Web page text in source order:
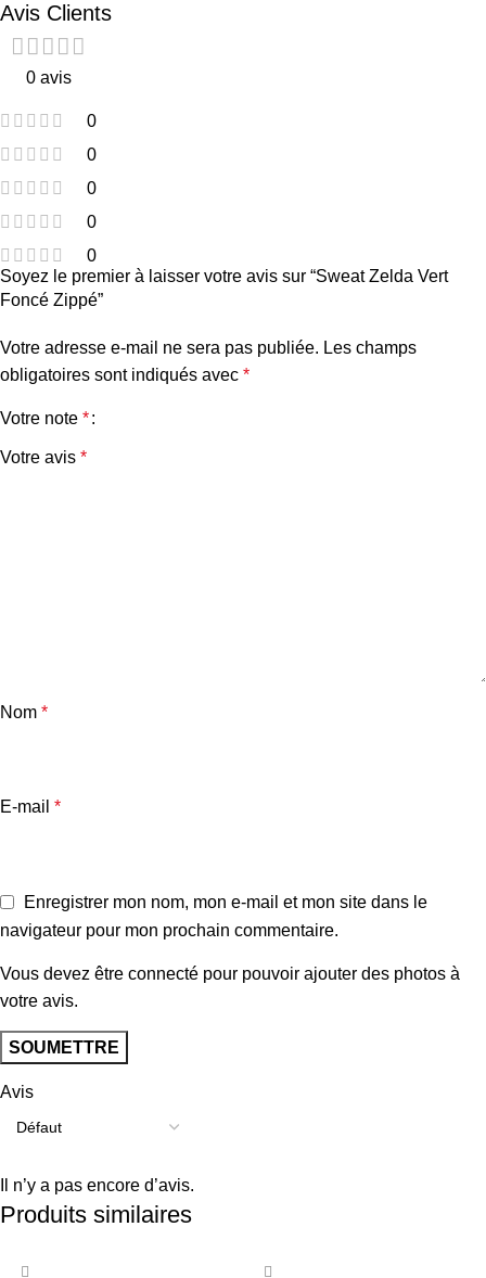
Avis Clients
0 avis
0
0
0
0
0
Avis
Il n’y a pas encore d’avis.
Soyez le premier à laisser votre avis sur “Sweat Zelda Vert
Foncé Zippé”
Votre adresse e-mail ne sera pas publiée. Les champs
obligatoires sont indiqués avec *
Votre note *
Votre avis *
Nom *
E-mail *
Enregistrer mon nom, mon e-mail et mon site dans le
navigateur pour mon prochain commentaire.
Vous devez être connecté pour pouvoir ajouter des photos à
votre avis.
Produits similaires